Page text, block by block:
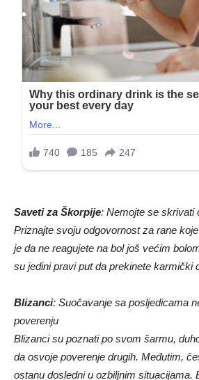
Saveti za Škorpije: Nemojte se skrivati
Priznajte svoju odgovornost za rane
je da ne reagujete na bol još većim
su jedini pravi put da prekinete karmički
Blizanci: Suočavanje sa posljedicama
poverenju
Blizanci su poznati po svom šarmu,
da osvoje poverenje drugih. Međutim,
ostanu dosledni u ozbiljnim situacijama.